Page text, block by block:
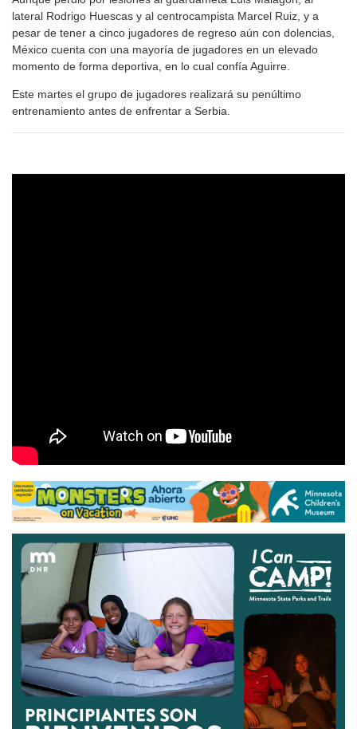
lateral Rodrigo Huescas y al centrocampista Marcel Ruiz, y a
pesar de tener a cinco jugadores de regreso aún con dolencias,
México cuenta con una mayoría de jugadores en un elevado
momento de forma deportiva, en lo cual confía Aguirre.
Este martes el grupo de jugadores realizará su penúltimo
entrenamiento antes de enfrentar a Serbia.